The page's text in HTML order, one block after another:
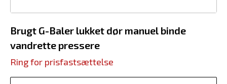
Brugt G-Baler lukket dør manuel binde
vandrette pressere
Ring for prisfastsættelse